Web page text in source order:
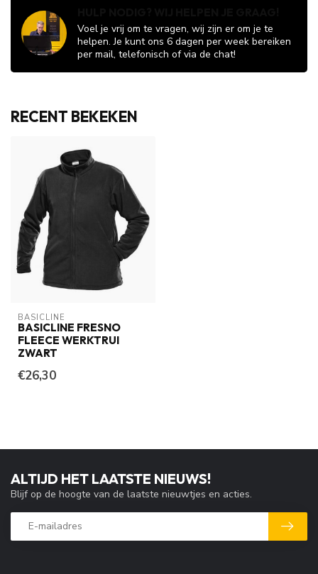
Voel je vrij om te vragen, wij zijn er om je te
helpen. Je kunt ons 6 dagen per week bereiken
per mail, telefonisch of via de chat!
RECENT BEKEKEN
BASICLINE
BASICLINE FRESNO
FLEECE WERKTRUI
ZWART
€26,30
ALTIJD HET LAATSTE NIEUWS!
Blijf op de hoogte van de laatste nieuwtjes en acties.